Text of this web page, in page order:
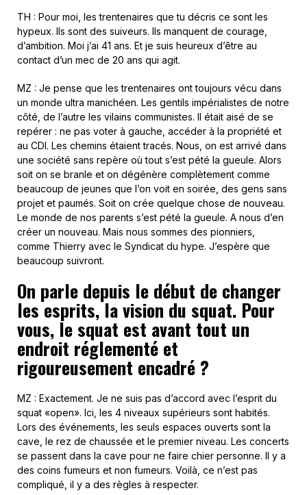
TH : Pour moi, les trentenaires que tu décris ce sont les
hypeux. Ils sont des suiveurs. Ils manquent de courage,
d’ambition. Moi j’ai 41 ans. Et je suis heureux d’être au
contact d’un mec de 20 ans qui agit.
MZ : Je pense que les trentenaires ont toujours vécu dans
un monde ultra manichéen. Les gentils impérialistes de notre
côté, de l’autre les vilains communistes. Il était aisé de se
repérer : ne pas voter à gauche, accéder à la propriété et
au CDI. Les chemins étaient tracés. Nous, on est arrivé dans
une société sans repère où tout s’est pété la gueule. Alors
soit on se branle et on dégénère complètement comme
beaucoup de jeunes que l’on voit en soirée, des gens sans
projet et paumés. Soit on crée quelque chose de nouveau.
Le monde de nos parents s’est pété la gueule. A nous d’en
créer un nouveau. Mais nous sommes des pionniers,
comme Thierry avec le Syndicat du hype. J’espère que
beaucoup suivront.
On parle depuis le début de changer
les esprits, la vision du squat. Pour
vous, le squat est avant tout un
endroit réglementé et
rigoureusement encadré ?
MZ : Exactement. Je ne suis pas d’accord avec l’esprit du
squat «open». Ici, les 4 niveaux supérieurs sont habités.
Lors des événements, les seuls espaces ouverts sont la
cave, le rez de chaussée et le premier niveau. Les concerts
se passent dans la cave pour ne faire chier personne. Il y a
des coins fumeurs et non fumeurs. Voilà, ce n’est pas
compliqué, il y a des règles à respecter.